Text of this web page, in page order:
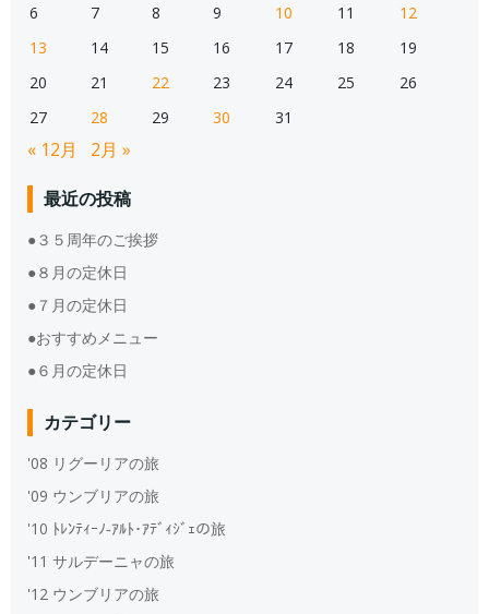
6
7 8 9 10 11
12
13
14 15 16 17 18
19
20
21 22 23 24 25
26
27
28 29 30 31
« 12月 2月 »
最近の投稿
●３５周年のご挨拶
●８月の定休日
●７月の定休日
●おすすめメニュー
●６月の定休日
カテゴリー
'08 リグーリアの旅
'09 ウンブリアの旅
'10 ﾄﾚﾝﾃｨｰﾉ‐ｱﾙﾄ･ｱﾃﾞｨｼﾞｪの旅
'11 サルデーニャの旅
'12 ウンブリアの旅